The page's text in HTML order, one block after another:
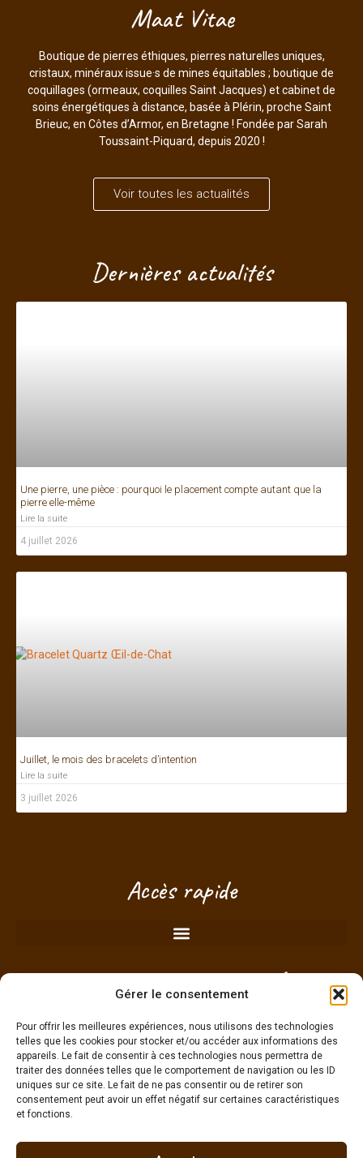
Gérer le consentement
Pour offrir les meilleures expériences, nous utilisons des technologies
telles que les cookies pour stocker et/ou accéder aux informations des
appareils. Le fait de consentir à ces technologies nous permettra de
traiter des données telles que le comportement de navigation ou les ID
uniques sur ce site. Le fait de ne pas consentir ou de retirer son
consentement peut avoir un effet négatif sur certaines caractéristiques
et fonctions.
Maat Vitae
Boutique de pierres éthiques, pierres naturelles uniques,
cristaux, minéraux issue·s de mines équitables ; boutique de
coquillages (ormeaux, coquilles Saint Jacques) et cabinet de
soins énergétiques à distance, basée à Plérin, proche Saint
Brieuc, en Côtes d’Armor, en Bretagne ! Fondée par Sarah
Toussaint-Piquard, depuis 2020 !
Voir toutes les actualités
Dernières actualités
Une pierre, une pièce : pourquoi le placement compte autant que la
pierre elle-même
Lire la suite
4 juillet 2026
Juillet, le mois des bracelets d’intention
Lire la suite
3 juillet 2026
Accès rapide
RDV à la boutique de Plérin (proche
Saint-Brieuc) - Côtes d'Armor -
Bretagne
Je choisis mon créneau pour passer sans
engagement !
g
moi vos questions, je suis là pour
vous aider à choisir.